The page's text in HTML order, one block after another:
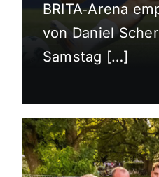
Panorama
Mein Stadtteil
Verkehrsmeldungen
BRITA‑Arena
von Daniel
Samstag […]